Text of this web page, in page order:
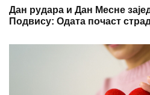
Дан рудара и Дан Месне
Подвису: Одата почаст